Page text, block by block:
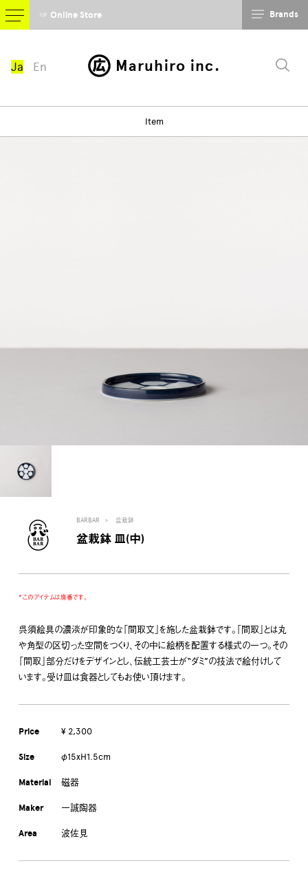
Maruhiro inc.
Ja En
☞ Online Store Brands
Item
BARBAR 盆栽鉢
盆栽鉢 皿(中)
* このアイテムは廃番です。
呉須絵具の濃淡が印象的な「間取文」を施した盆栽鉢です。「間取」とは丸
や角型の区切った空間をつくり、その中に絵柄を配置する様式の一つ。その
「間取」部分だけをデザインとし、伝統工芸士が“ダミ”の技法で絵付けして
います。受け皿は食器としてもお使い頂けます。
Price ¥ 2,300
Size φ15xH1.5cm
Material 磁器
Maker 一誠陶器
Area 波佐見